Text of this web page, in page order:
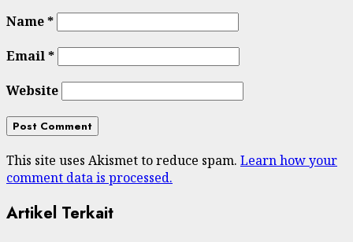
Name*
Email*
Website
This site uses Akismet to reduce spam. Learn how your
comment data is processed.
Artikel Terkait